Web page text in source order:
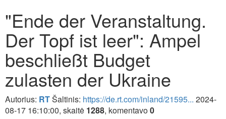
"Ende der Veranstaltung.
Der Topf ist leer": Ampel
beschließt Budget
zulasten der Ukraine
Autorius: RTŠaltinis: https://de.rt.com/inland/21595... 2024-
08-17 16:10:00, skaitė 1288, komentavo0